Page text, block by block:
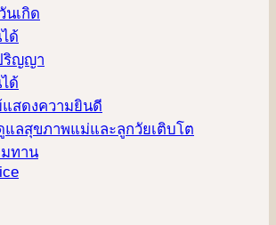
นเกิด
ด้
ริญญา
ด้
สดงความยินดี
ลสุขภาพแม่และลูกวัยเติบโต
ทาน